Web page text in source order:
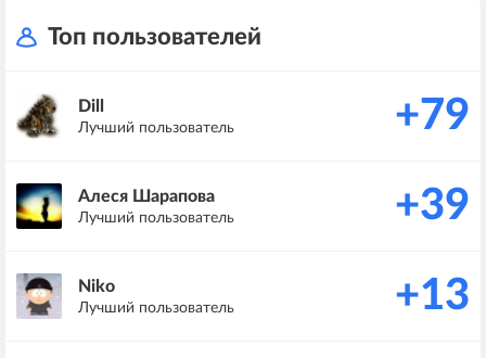
Топ пользователей
Dill
Лучший пользователь +79
Алеся Шарапова
Лучший пользователь +39
Niko
Лучший пользователь +13